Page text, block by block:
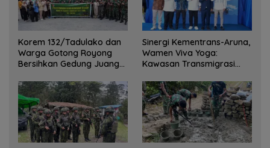
Korem 132/Tadulako dan
Warga Gotong Royong
Bersihkan Gedung Juang
Sinergi Kementrans-Aruna,
Wamen Viva Yoga:
Kawasan Transmigrasi
Ke Pasar Global